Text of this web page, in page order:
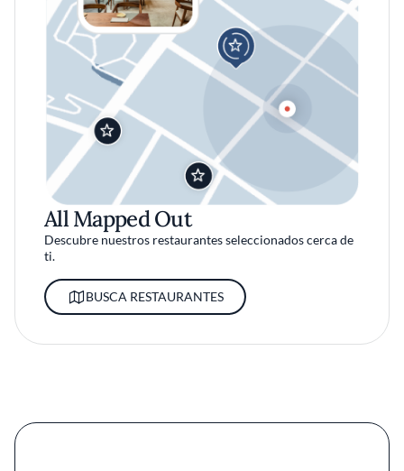
All Mapped Out
Descubre nuestros restaurantes seleccionados cerca de
ti.
BUSCA RESTAURANTES